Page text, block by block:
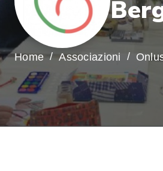
Ber
Home Associazioni